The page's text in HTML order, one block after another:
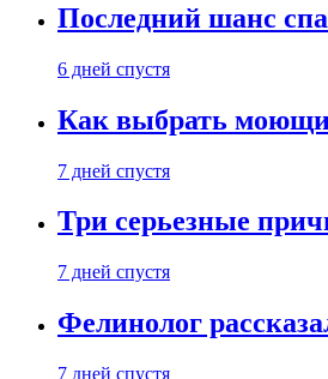
Последний шанс
6 дней спустя
Как выбрать
7 дней спустя
Три серьезные
7 дней спустя
Фелинолог
7 дней спустя